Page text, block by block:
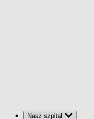
Nasz szpital